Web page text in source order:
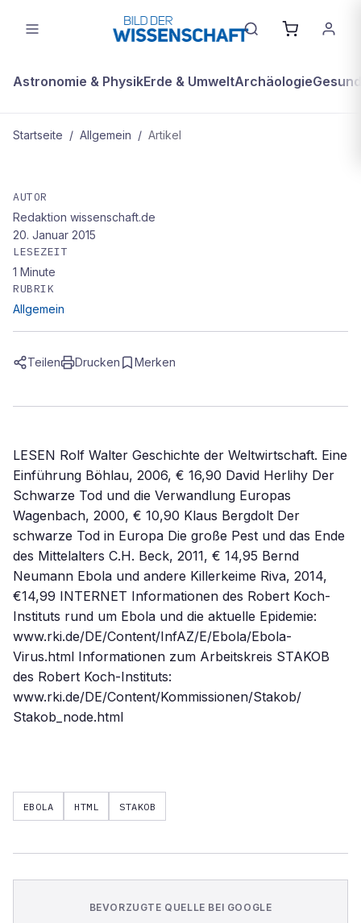
Astronomie & PhysikErde & UmweltArchäologie
Startseite / Allgemein / Artikel
Mehr zum Thema
AUTOR
Redaktion wissenschaft.de
20. Januar 2015
LESEZEIT
1 Minute
RUBRIK
Allgemein
Teilen Drucken Merken
LESEN Rolf Walter Geschichte der Weltwirtschaft. Eine
Einführung Böhlau, 2006, € 16,90 David Herlihy Der
Schwarze Tod und die Verwandlung Europas
Wagenbach, 2000, € 10,90 Klaus Bergdolt Der
schwarze Tod in Europa Die große Pest und das Ende
des Mittelalters C.H. Beck, 2011, € 14,95 Bernd
Neumann Ebola und andere Killerkeime Riva, 2014,
€14,99 INTERNET Informationen des Robert Koch-
Instituts rund um Ebola und die aktuelle Epidemie:
www.rki.de/DE/Content/InfAZ/E/Ebola/Ebola-
Virus.html Informationen zum Arbeitskreis STAKOB
des Robert Koch-Instituts:
www.rki.de/DE/Content/Kommissionen/Stakob/
Stakob_node.html
EBOLA HTML STAKOB
BEVORZUGTE QUELLE BEI GOOGLE